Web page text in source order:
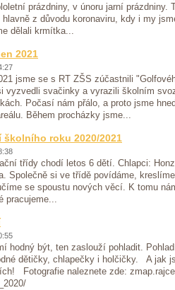
prázdniny, v únoru jarní prázdniny.
hlavně z důvodu koronaviru, kdy i my
dělali krmítka...
2021
jsme se s RT ZŠS zúčastnili
vyzvedli svačinky a vyrazili školním
Počasí nám přálo, a proto jsme
Během procházky jsme...
školního roku 2020/2021
třídy chodí letos 6 dětí. Chlapci:
Společně si ve třídě povídáme,
se spoustu nových věcí. K tomu
pracujeme...
hodný být, ten zaslouží pohladit.
dětičky, chlapečky i holčičky. A jak
Fotografie naleznete zde: